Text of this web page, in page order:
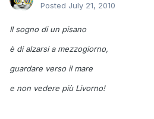
Posted July 21, 2010
Il sogno di un pisano
è di alzarsi a mezzogiorno,
guardare verso il mare
e non vedere più Livorno!